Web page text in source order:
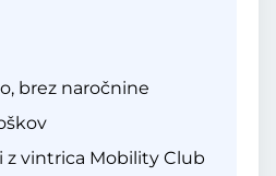
brez naročnine
z vintrica Mobility Club